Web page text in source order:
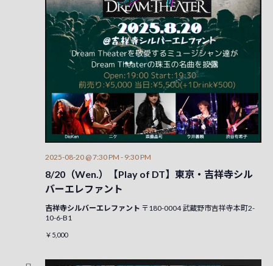
8/20（Wen.）【Play of DT】東京・吉祥寺シル
バーエレファント
2025-08-20 @ 7:30 PM - 9:30 PM
吉祥寺シルバーエレファント 〒180-0004 武蔵野市吉祥寺本町2-
10-6-B1
￥5,000